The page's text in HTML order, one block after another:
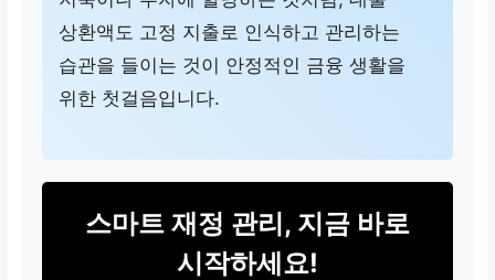
상환액도 고정 지출로 인식하고 관리하는
습관을 들이는 것이 안정적인 금융 생활을
위한 첫걸음입니다.
스마트 재정 관리, 지금 바로
시작하세요!